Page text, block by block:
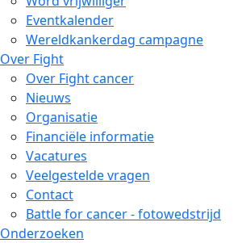
Eventkalender
Wereldkankerdag campagne
Over Fight
Over Fight cancer
Nieuws
Organisatie
Financiële informatie
Vacatures
Veelgestelde vragen
Contact
Battle for cancer - fotowedstrijd
Onderzoeken